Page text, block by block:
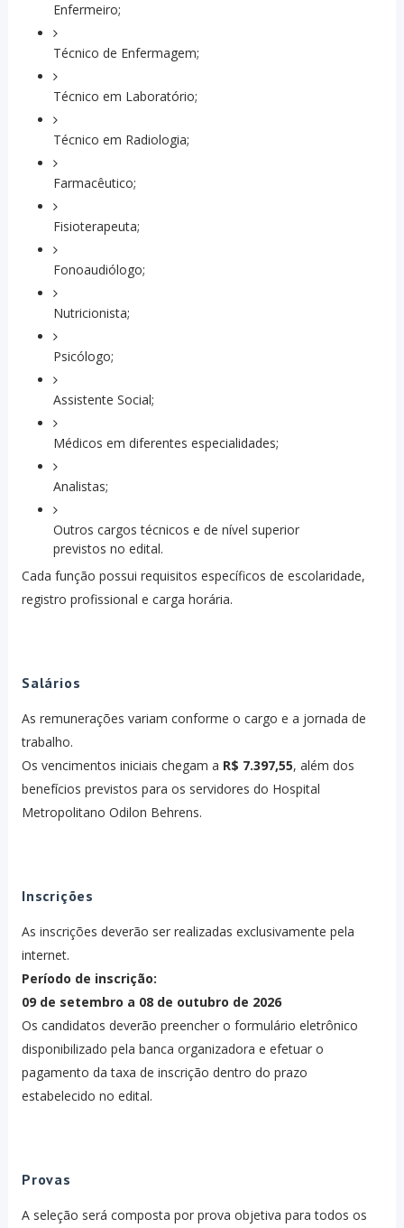
Enfermeiro;
Técnico de Enfermagem;
Técnico em Laboratório;
Técnico em Radiologia;
Farmacêutico;
Fisioterapeuta;
Fonoaudiólogo;
Nutricionista;
Psicólogo;
Assistente Social;
Médicos em diferentes especialidades;
Analistas;
Outros cargos técnicos e de nível superior
previstos no edital.
Cada função possui requisitos específicos de escolaridade,
registro profissional e carga horária.
Salários
As remunerações variam conforme o cargo e a jornada de
trabalho.
Os vencimentos iniciais chegam a R$ 7.397,55, além dos
benefícios previstos para os servidores do Hospital
Metropolitano Odilon Behrens.
Inscrições
As inscrições deverão ser realizadas exclusivamente pela
internet.
Período de inscrição:
09 de setembro a 08 de outubro de 2026
Os candidatos deverão preencher o formulário eletrônico
disponibilizado pela banca organizadora e efetuar o
pagamento da taxa de inscrição dentro do prazo
estabelecido no edital.
Provas
A seleção será composta por prova objetiva para todos os